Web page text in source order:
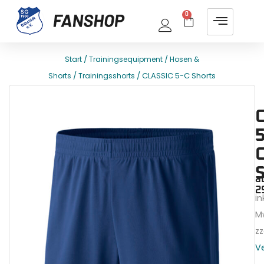
0
Start /Trainingsequipment /Hosen &
Shorts /Trainingsshorts / CLASSIC 5-C Shorts